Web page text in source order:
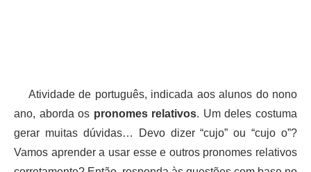
Atividade de português, indicada aos alunos do nono
ano, aborda os pronomes relativos. Um deles costuma
gerar muitas dúvidas… Devo dizer “cujo” ou “cujo o”?
Vamos aprender a usar esse e outros pronomes relativos